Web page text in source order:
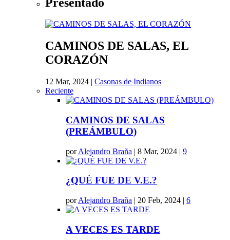
CAMINOS DE SALAS, EL
CORAZÓN
12 Mar, 2024 | Casonas de Indianos
Reciente
CAMINOS DE SALAS
(PREÁMBULO)
porAlejandro Braña | 8 Mar, 2024 | 9
¿QUÉ FUE DE V.E.?
porAlejandro Braña | 20 Feb, 2024 | 6
A VECES ES TARDE